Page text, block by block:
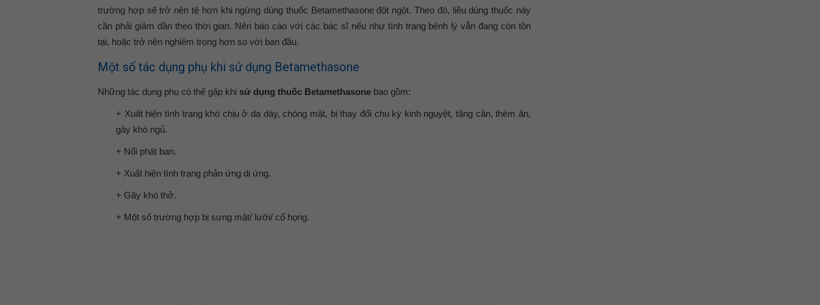
trường hợp sẽ trở nên tệ hơn khi ngừng dùng thuốc Betamethasone đột ngột. Theo đó, liều dùng thuốc này
cần phải giảm dần theo thời gian. Nên báo cáo với các bác sĩ nếu như tình trạng bệnh lý vẫn đang còn tồn
tại, hoặc trở nên nghiêm trọng hơn so với ban đầu.
Một số tác dụng phụ khi sử dụng Betamethasone
Những tác dụng phụ có thể gặp khi sử dụng thuốc Betamethasone bao gồm:
+ Xuất hiện tình trạng khó chịu ở dạ dày, chóng mặt, bị thay đổi chu kỳ kinh nguyệt, tăng cân, thèm ăn,
gây khó ngủ.
+ Nổi phát ban.
+ Xuất hiện tình trạng phản ứng dị ứng.
+ Gây khó thở.
+ Một số trường hợp bị sưng mặt/ lưỡi/ cổ họng.